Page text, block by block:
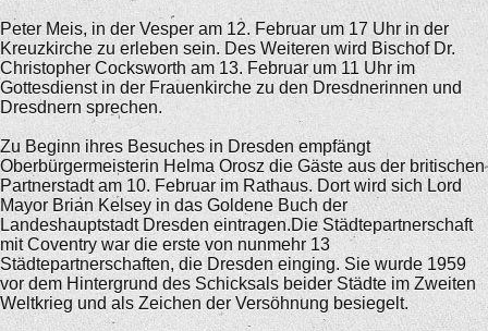
Peter Meis, in der Vesper am 12. Februar um 17 Uhr in der
Kreuzkirche zu erleben sein. Des Weiteren wird Bischof Dr.
Christopher Cocksworth am 13. Februar um 11 Uhr im
Gottesdienst in der Frauenkirche zu den Dresdnerinnen und
Dresdnern sprechen.
Zu Beginn ihres Besuches in Dresden empfängt
Oberbürgermeisterin Helma Orosz die Gäste aus der britischen
Partnerstadt am 10. Februar im Rathaus. Dort wird sich Lord
Mayor Brian Kelsey in das Goldene Buch der
Landeshauptstadt Dresden eintragen.Die Städtepartnerschaft
mit Coventry war die erste von nunmehr 13
Städtepartnerschaften, die Dresden einging. Sie wurde 1959
vor dem Hintergrund des Schicksals beider Städte im Zweiten
Weltkrieg und als Zeichen der Versöhnung besiegelt.